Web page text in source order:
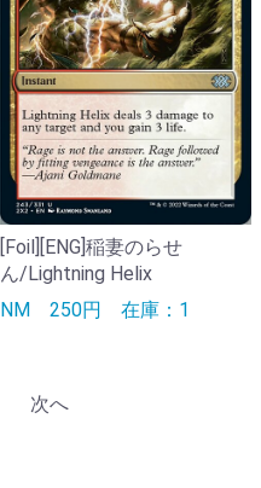
[Foil][ENG]稲妻のらせ
ん/Lightning Helix
NM 250円 在庫：1
次へ